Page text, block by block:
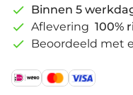
Binnen 5
Aflevering 100%
Beoordeeld met